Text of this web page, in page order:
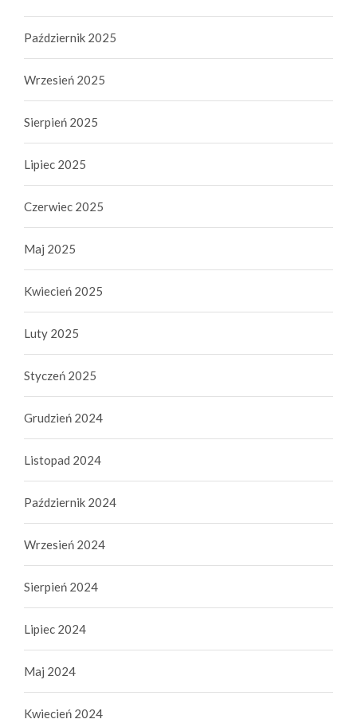
Październik 2025
Wrzesień 2025
Sierpień 2025
Lipiec 2025
Czerwiec 2025
Maj 2025
Kwiecień 2025
Luty 2025
Styczeń 2025
Grudzień 2024
Listopad 2024
Październik 2024
Wrzesień 2024
Sierpień 2024
Lipiec 2024
Maj 2024
Kwiecień 2024